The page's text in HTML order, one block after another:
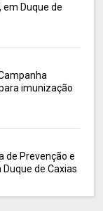
em Duque de
imunização
de Prevenção e
de Caxias